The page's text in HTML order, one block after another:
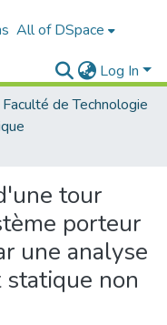
All of DSpace
Log In
Faculté de Technologie
tour
porteur
une analyse
non